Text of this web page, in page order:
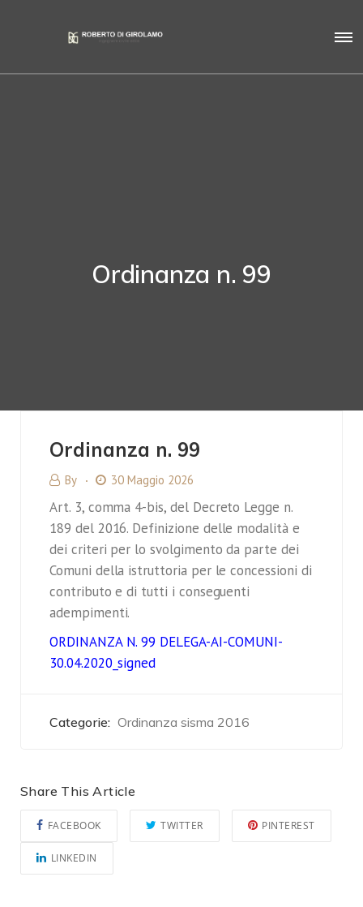
Ordinanza n. 99
Ordinanza n. 99
By 30 Maggio 2026
Art. 3, comma 4-bis, del Decreto Legge n.
189 del 2016. Definizione delle modalità e
dei criteri per lo svolgimento da parte dei
Comuni della istruttoria per le concessioni di
contributo e di tutti i conseguenti
adempimenti.
ORDINANZA N. 99 DELEGA-AI-COMUNI-
30.04.2020_signed
Categorie: Ordinanza sisma 2016
Share This Article
FACEBOOK TWITTER PINTEREST
LINKEDIN